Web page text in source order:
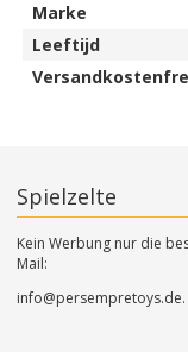
Marke
Leeftijd
Spielzelte
Kein Werbung nur die
Mail:
info@persempretoys.de.